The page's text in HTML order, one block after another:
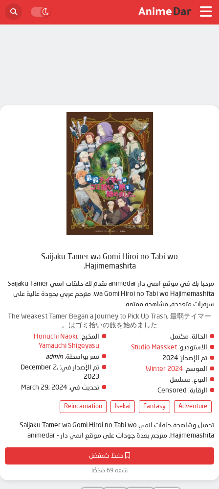
حفظ كمفضل
يتابعه 69 شخصًا
Saijaku Tamer wa Gomi Hiroi no Tabi wo
Hajimemashita.
مرحبا بك في موقع انمي دار animedar نقدم لك حلقات انمي Saijaku Tamer
wa Gomi Hiroi no Tabi wo Hajimemashita. مترجم عربي بجودة عالية على
سرفرات متعددة, مشاهدة ممتعة
The Weakest Tamer Began a Journey to Pick Up Trash, 最弱テイマー
はゴミ拾いの旅を始めました。
الحالة: مكتمل
الاستوديو: Studio Massket
تم الإصدار:
الموسم: Winter 2024
النوع: مسلسل
الرقابة:
المخرج: Horiuchi Naoki,
Yamauchi Shigeyasu
نشر بواسطة: admin
تم الإصدار في: December 2,
2023
تحديث في: March 29, 2024
Adventure
Fantasy
Isekai
Reincarnation
تحميل وشاهدة حلقات انمي Saijaku Tamer wa Gomi Hiroi no Tabi wo
Hajimemashita. مترجم بعدة جودات على موقع انمي دار - animedar